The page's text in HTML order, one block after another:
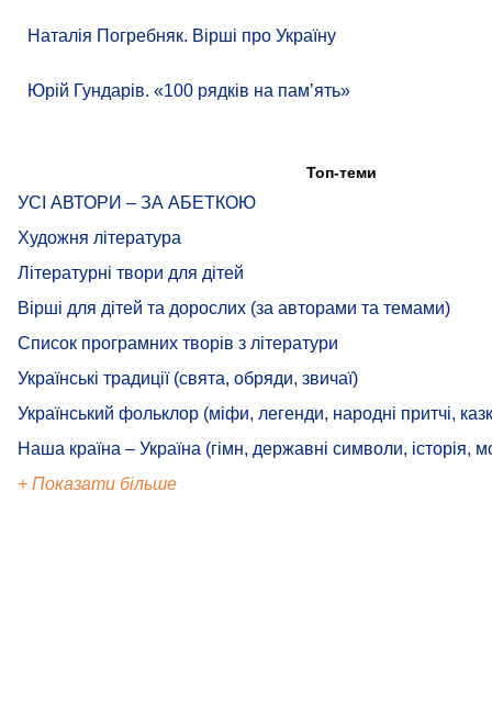
Наталія Погребняк. Вірші про Україну
Юрій Гундарів. «100 рядків на памʼять»
Топ-теми
УСІ АВТОРИ – ЗА АБЕТКОЮ
Художня література
Літературні твори для дітей
Вірші для дітей та дорослих (за авторами та темами)
Список програмних творів з літератури
Українські традиції (свята, обряди, звичаї)
Український фольклор (міфи, легенди, народні притчі,
Наша країна – Україна (гімн, державні символи, історія,
+ Показати більше